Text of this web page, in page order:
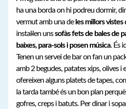
ha una borda on hi podreu dormir,
vermut amb una deles millors vistes
instal·len unssofàs fets de bales de
baixes, para-sols i posen música. És
Tenen un servei de bar on fan un
amb 2 begudes, patates xips, olives i
ofereixen alguns platets de tapes,
la tarda també és un bon plan
gofres, creps i batuts. Per dinar i